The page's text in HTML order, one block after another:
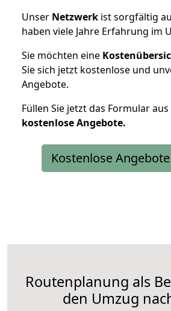
Unser Netzwerk ist sorgfältig
haben viele Jahre Erfahrung im
Sie möchten eine
Sie sich jetzt kostenlose und
Angebote.
Füllen Sie jetzt das Formular
kostenloseAngebote.
Kostenlose
Routenplanung als
den Umzug